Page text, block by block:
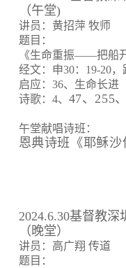
（午堂)
讲员：黄招萍 牧师
题目：
《生命重振——把船
经文：申30：19-20，
启应：36、生命长进
诗歌：4、 47、255
午堂献唱诗班：
恩典诗班《耶稣沙
2024.6.30基督教
（晚堂）
讲员：高广翔 传道
题目：